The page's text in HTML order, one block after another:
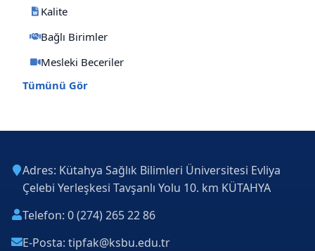
Kalite
Bağlı Birimler
Mesleki Beceriler
Tümünü Gör
Adres: Kütahya Sağlık Bilimleri Üniversitesi Evliya
Çelebi Yerleşkesi Tavşanlı Yolu 10. km KÜTAHYA
Telefon: 0 (274) 265 22 86
E-Posta: tipfak@ksbu.edu.tr